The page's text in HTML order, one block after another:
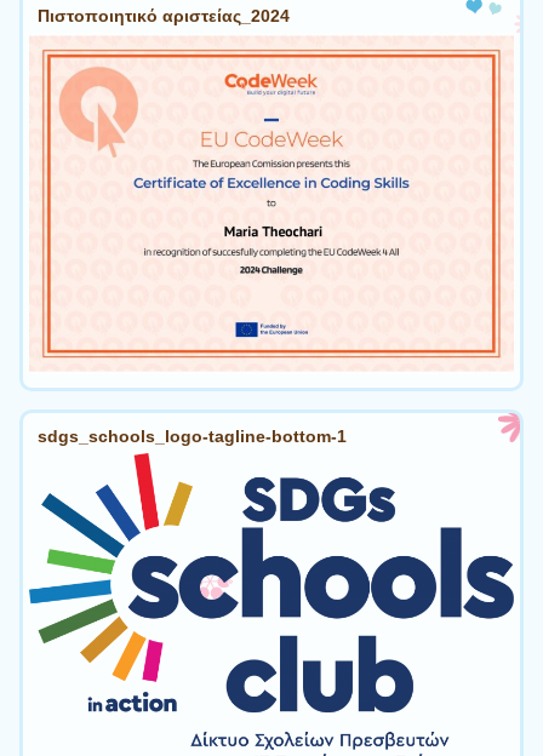
Πιστοποιητικό αριστείας_2024
sdgs_schools_logo-tagline-bottom-1